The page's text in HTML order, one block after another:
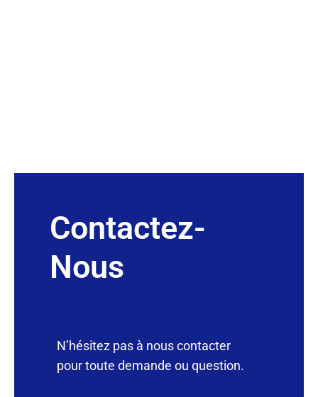
Contactez-
Nous
N’hésitez pas à nous contacter
pour toute demande ou question.